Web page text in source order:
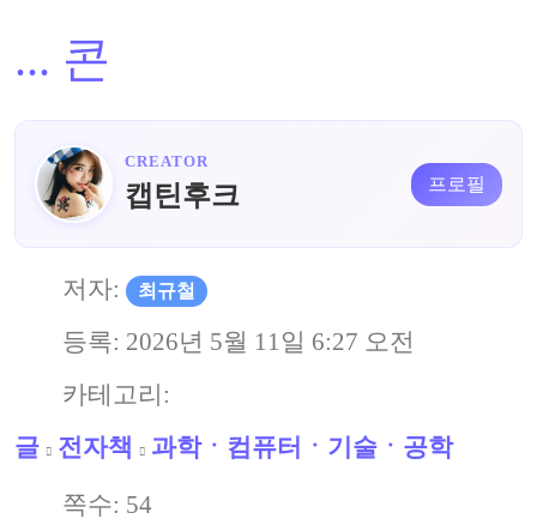
... 콘
CREATOR
캡틴후크 프로필
저자: 최규철
등록: 2026년 5월 11일 6:27 오전
카테고리:
글
전자책 과학ㆍ컴퓨터ㆍ기술ㆍ공학
쪽수: 54